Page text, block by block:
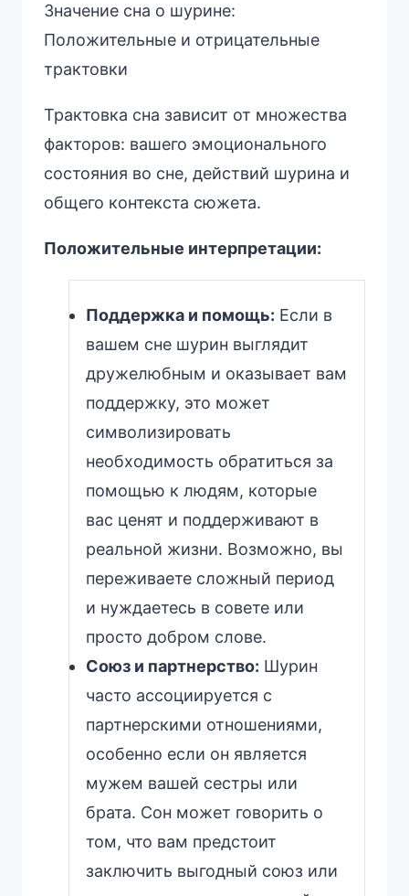
Значение сна о шурине:
Положительные и отрицательные
трактовки
Трактовка сна зависит от множества
факторов: вашего эмоционального
состояния во сне, действий шурина и
общего контекста сюжета.
Положительные интерпретации:
Поддержка и помощь: Если в
вашем сне шурин выглядит
дружелюбным и оказывает вам
поддержку, это может
символизировать
необходимость обратиться за
помощью к людям, которые
вас ценят и поддерживают в
реальной жизни. Возможно, вы
переживаете сложный период
и нуждаетесь в совете или
просто добром слове.
Союз и партнерство: Шурин
часто ассоциируется с
партнерскими отношениями,
особенно если он является
мужем вашей сестры или
брата. Сон может говорить о
том, что вам предстоит
заключить выгодный союз или